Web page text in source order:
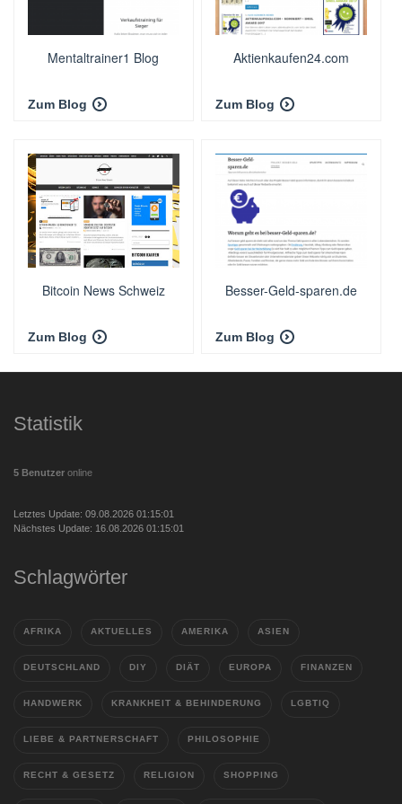
Mentaltrainer1 Blog
Zum Blog
Aktienkaufen24.com
Zum Blog
Bitcoin News Schweiz
Zum Blog
Besser-Geld-sparen.de
Zum Blog
Statistik
5 Benutzer online
Letztes Update: 09.08.2026 01:15:01
Nächstes Update: 16.08.2026 01:15:01
Schlagwörter
AFRIKA AKTUELLES AMERIKA ASIEN
DEUTSCHLAND DIY DIÄT EUROPA FINANZEN
HANDWERK KRANKHEIT & BEHINDERUNG LGBTIQ
LIEBE & PARTNERSCHAFT PHILOSOPHIE
RECHT & GESETZ RELIGION SHOPPING